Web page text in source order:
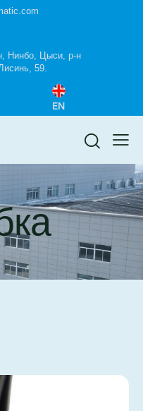
Нинбо, Цыси, р-н
59.
EN